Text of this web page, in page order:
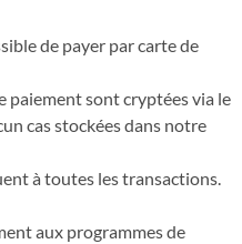
de payer par carte de
paiement sont cryptées via le
cas stockées dans notre
à toutes les transactions.
aux programmes de